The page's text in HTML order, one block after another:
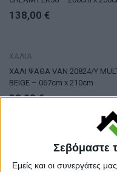
Σεβόμαστε
Εμείς και οι συνεργάτες
138,00 €
ΧΑΛΙΑ
ΧΑΛΙ ΨΑΘΑ VAN 20824/Y
BEIGE – 067cm x 210cm
38,00€
ΧΑΛΙ ΓΙΟΥΤΑ RIVOLI GREEN –
120cm-Στρογγυλό